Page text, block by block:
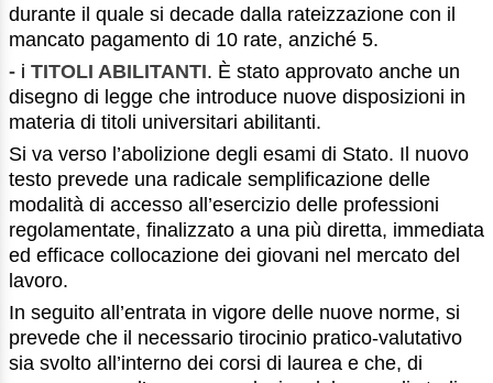
durante il quale si decade dalla rateizzazione con il
mancato pagamento di 10 rate, anziché 5.
- i TITOLI ABILITANTI. È stato approvato anche un
disegno di legge che introduce nuove disposizioni in
materia di titoli universitari abilitanti.
Si va verso l’abolizione degli esami di Stato. Il nuovo
testo prevede una radicale semplificazione delle
modalità di accesso all’esercizio delle professioni
regolamentate, finalizzato a una più diretta, immediata
ed efficace collocazione dei giovani nel mercato del
lavoro.
In seguito all’entrata in vigore delle nuove norme, si
prevede che il necessario tirocinio pratico-valutativo
sia svolto all’interno dei corsi di laurea e che, di